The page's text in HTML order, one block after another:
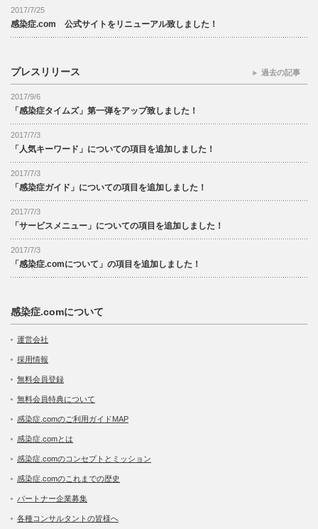
2017/7/25
感染症.com 公式サイトをリニューアル致しました！
プレスリリース
2017/9/6
「感染症タイムズ」第一弾をアップ致しました！
2017/7/3
「人気キーワード」についての項目を追加しました！
2017/7/3
「感染症ガイド」についての項目を追加しました！
2017/7/3
「サービスメニュー」についての項目を追加しました！
2017/7/3
「感染症.comについて」の項目を追加しました！
過去の記事
感染症.comについて
運営会社
採用情報
無料会員登録
無料会員特典について
感染症.comのご利用ガイドMAP
感染症.comとは
感染症.comのコンセプトとミッション
感染症.comのこれまでの歴史
パートナー企業募集
各種コンサルタントの皆様へ